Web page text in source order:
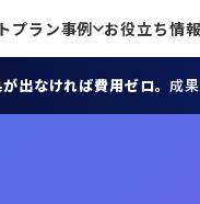
出なければ費用ゼロ。成
プラン事例 お役立ち情